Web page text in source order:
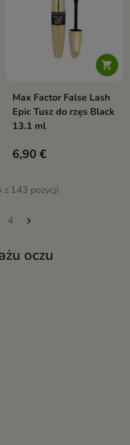
oczu

Max Factor False Lash
Epic Tusz do rzęs Black
13.1 ml
6,90 €
z 143 pozycji
4 